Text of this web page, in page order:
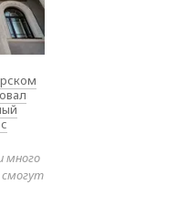
много
смогут